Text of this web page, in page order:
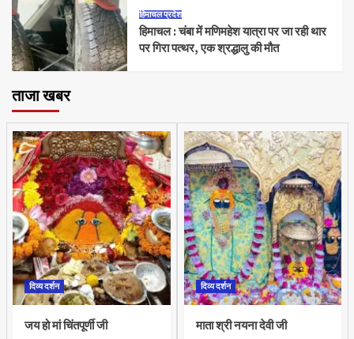
हिमाचल प्रदेश
हिमाचल : चंबा में मणिमहेश यात्रा पर जा रही थार
पर गिरा पत्थर, एक श्रद्धालु की मौत
ताजा खबर
दिव्य दर्शन
जय हो मां चिंतपूर्णी जी
दिव्य दर्शन
माता श्री नयना देवी जी